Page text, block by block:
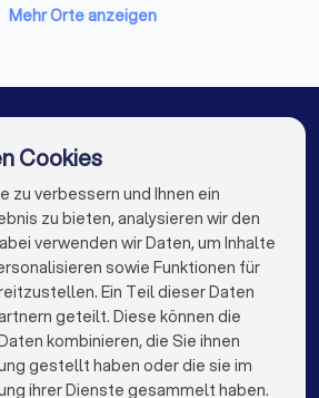
in Rhauderfehn
in Westerstede
in Oldenburg
Energieberater in Hamburg
Energieberater in Köln
in Frankfurt am Main
in Stuttgart
Mehr Orte anzeigen
für Sie
Cookies
zu verbessern und Ihnen ein
zu bieten, analysieren wir den
verwenden wir Daten, um Inhalte
sowie Funktionen für
Ein Teil dieser Daten
geteilt. Diese können die
kombinieren, die Sie ihnen
gestellt haben oder die sie im
ihrer Dienste gesammelt haben.